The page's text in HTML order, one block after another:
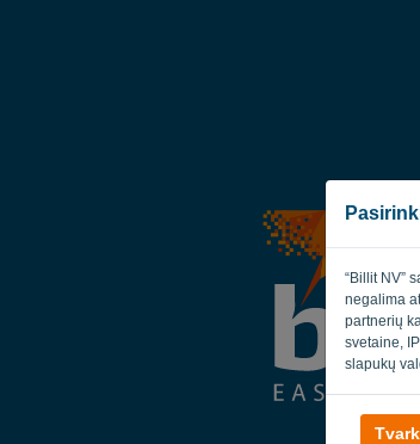
“Billit NV”
negalima
partnerių
svetaine,
slapukų